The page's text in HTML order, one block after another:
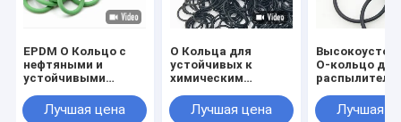
EPDM O Кольцо с
нефтяными и
устойчивыми
напряжения
Лучшая цена
O Кольца для
устойчивых к
химическим
нитриловых O-
кольцевых
Лучшая цена
О-кольцо для
распылителя
47.29*2.62
EPDM FKM
Лучшая